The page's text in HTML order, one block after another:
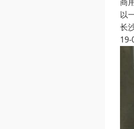
以
长
19-